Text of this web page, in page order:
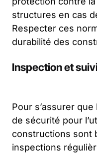
structures en cas
Respecter ces
durabilité des
Inspection et
Pour s’assurer
de sécurité pour
constructions sont
inspections